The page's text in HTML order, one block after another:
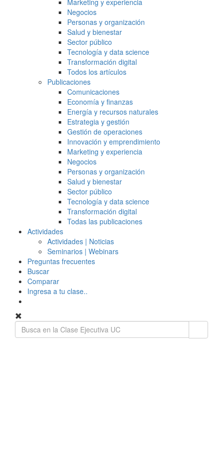
Marketing y experiencia
Negocios
Personas y organización
Salud y bienestar
Sector público
Tecnología y data science
Transformación digital
Todos los artículos
Publicaciones
Comunicaciones
Economía y finanzas
Energía y recursos naturales
Estrategia y gestión
Gestión de operaciones
Innovación y emprendimiento
Marketing y experiencia
Negocios
Personas y organización
Salud y bienestar
Sector público
Tecnología y data science
Transformación digital
Todas las publicaciones
Actividades
Actividades | Noticias
Seminarios | Webinars
Preguntas frecuentes
Buscar
Comparar
Ingresa a tu clase..